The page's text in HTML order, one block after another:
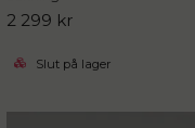
2 299 kr
Slut på lager